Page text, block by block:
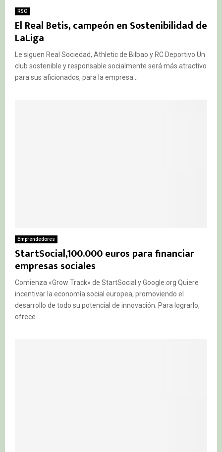
RSC
El Real Betis, campeón en Sostenibilidad de
LaLiga
Le siguen Real Sociedad, Athletic de Bilbao y RC Deportivo Un
club sostenible y responsable socialmente será más atractivo
para sus aficionados, para la empresa...
Emprendedores
StartSocial,100.000 euros para financiar
empresas sociales
Comienza «Grow Track» de StartSocial y Google.org Quiere
incentivar la economía social europea, promoviendo el
desarrollo de todo su potencial de innovación. Para lograrlo,
ofrece...